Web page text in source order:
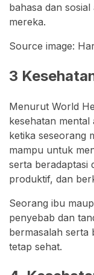
bahasa dan
mereka.
Source image:
3
Menurut World
kesehatan mental
ketika seseorang
mampu untuk
serta beradaptasi
produktif, dan
Seorang ibu
penyebab dan
bermasalah serta
tetap sehat.